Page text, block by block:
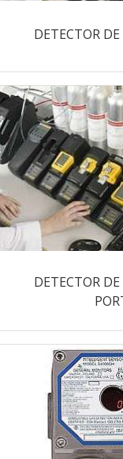
DETECTOR DE
DETECTOR DE